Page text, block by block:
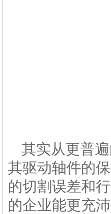
其实从更普
其驱动轴件的
的切割误差和
的企业能更充